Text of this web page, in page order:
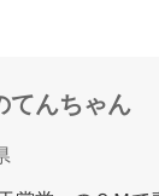
てんちゃん